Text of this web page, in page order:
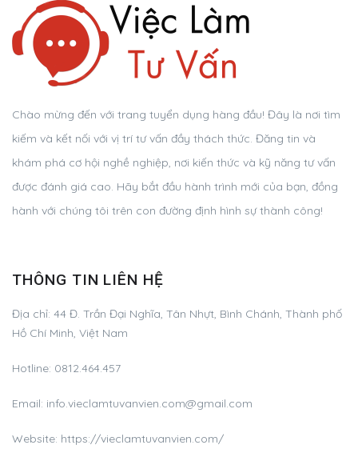
Chào mừng đến với trang tuyển dụng hàng đầu! Đây là nơi tìm
kiếm và kết nối với vị trí tư vấn đầy thách thức. Đăng tin và
khám phá cơ hội nghề nghiệp, nơi kiến thức và kỹ năng tư vấn
được đánh giá cao. Hãy bắt đầu hành trình mới của bạn, đồng
hành với chúng tôi trên con đường định hình sự thành công!
THÔNG TIN LIÊN HỆ
Địa chỉ: 44 Đ. Trần Đại Nghĩa, Tân Nhựt, Bình Chánh, Thành phố
Hồ Chí Minh, Việt Nam
Hotline: 0812.464.457
Email: info.vieclamtuvanvien.com@gmail.com
Website: https://vieclamtuvanvien.com/